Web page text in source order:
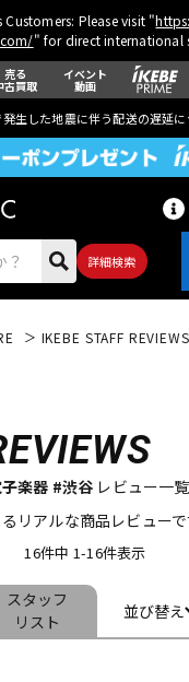
Customers: Please visit "
" for direct international
売る
古買取
イベント
動画
発生した地震に伴う配送の遅延
詳細検索
ウク
パ
IKEBE STAFF REVIEWS
楽器 #渋谷 レビュー一
リアルな商品レビューで
16件中 1-16件表示
スタッフ
リスト
並び替え